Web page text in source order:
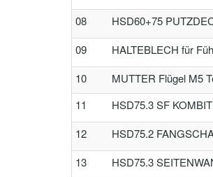
08 HSD60+75
09 HALTEBLECH für
10 MUTTER Flügel M5
11 HSD75.3 SF
12 HSD75.2
13 HSD75.3